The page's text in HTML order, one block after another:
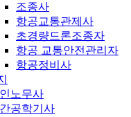
조종사
항공교통관제사
초경량드론조종자
항공 교통안전관리자
항공정비사
노무사
공학기사